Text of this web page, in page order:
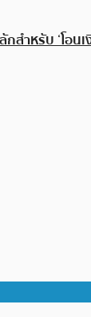
สำหรับ ‘โอน